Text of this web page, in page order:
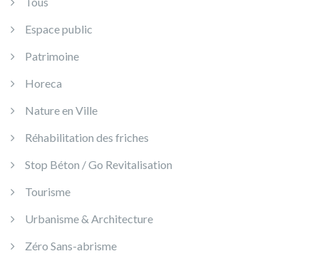
Espace public
Patrimoine
Horeca
Nature en Ville
Réhabilitation des friches
Stop Béton / Go Revitalisation
Tourisme
Urbanisme & Architecture
Zéro Sans-abrisme